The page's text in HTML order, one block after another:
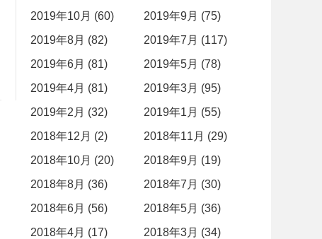
2019年10月 (60)
2019年9月 (75)
2019年8月 (82)
2019年7月 (117)
2019年6月 (81)
2019年5月 (78)
2019年4月 (81)
2019年3月 (95)
2019年2月 (32)
2019年1月 (55)
2018年12月 (2)
2018年11月 (29)
2018年10月 (20)
2018年9月 (19)
2018年8月 (36)
2018年7月 (30)
2018年6月 (56)
2018年5月 (36)
2018年4月 (17)
2018年3月 (34)